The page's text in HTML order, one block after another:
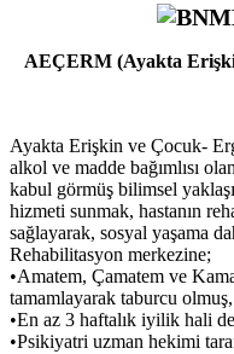
AEÇERM (Ayakta
Ayakta Erişkin ve Çocuk-
alkol ve madde bağımlısı
kabul görmüş bilimsel
hizmeti sunmak, hastanın
sağlayarak, sosyal yaşama
Rehabilitasyon merkezine;
•Amatem, Çamatem ve
tamamlayarak taburcu olmuş,
•En az 3 haftalık iyilik hali
•Psikiyatri uzman hekimi